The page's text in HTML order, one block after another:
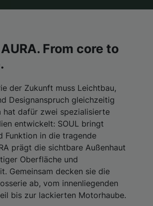
From core to
der Zukunft muss Leichtbau,
Designanspruch gleichzeitig
hat dafür zwei spezialisierte
entwickelt: SOUL bringt
Funktion in die tragende
prägt die sichtbare Außenhaut
Oberfläche und
Gemeinsam decken sie die
ab, vom innenliegenden
bis zur lackierten Motorhaube.